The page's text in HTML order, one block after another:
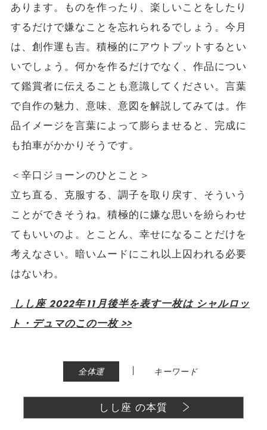
あります。ものを作ったり、楽しいことをしたり
するだけで嫌なことを忘れられるでしょう。今月
は、創作運も吉。積極的にアウトプットするとい
いでしょう。何かを作るだけでなく、作品につい
て鑑賞者に伝えることも意識してください。言葉
で自作の魅力、意味、意図を解説してみては。作
品イメージを言葉によって膨らませると、完成に
も拍車がかかりそうです。
＜辛口ジョーンのひとこと＞
立ち直る、克服する、調子を取り戻す、そういう
ことができそうね。積極的に嫌な思いを紛らわせ
てもいいのよ。とことん、幸せになることだけを
考えなさい。暗いムードにこれ以上囚われる必要
はないわ。
しし座 2022年11月後半を表す一枚は シャルロッ
ト・デュマのこの一枚 >>
全体運 | キーワード
しし座 の本質